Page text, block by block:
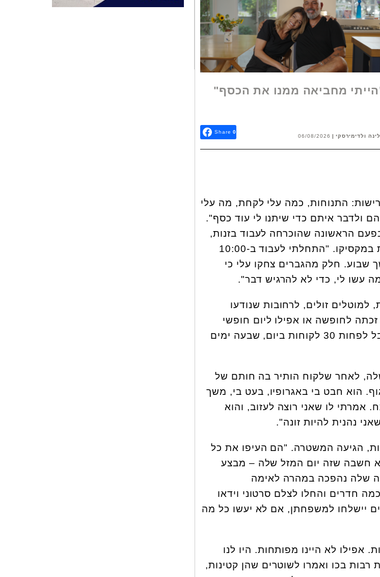
מחביאה ממנו את הכסף"
ולדימירסקי 06/08/2026
Share 0
התנוחות, כמה עלי לקחת, מה עלי
ולדבר איתם כדי שיתנו לי עוד כסף".
הראשונה שהוכרחה לעבוד בזנות,
היא נלקחה לגוואדלחרה, אחת הערים הגדולות במקסיקו. "התחלתי לעבוד ב-10:00
שבוע. חלק מהגברים צחקו עלי כי
עשו לי, כדי לא להרגיש דבר".
למוטלים זולים, לרחובות שנודעו
לחופשה או אפילו ליום חופשי
אחד, ולאחר הימים הראשונים, היא החלה לקבל לפחות 30 לקוחות ביום, שבעה ימים
לאחר שלקוח הותיר בה חותם של
הוא חבט בי באגרופיו, בעט בי, משך
אמרתי לו שאני רוצה לעזוב, והוא
נהנית להיות זונה".
הגיעה המשטרה. "הם העיפו את כל
חשבה שזה יום המזל שלה – מבצע
שלה נהפכה במהרה לאימה
לכמה חדרים והחלו לצלם סרטוני וידאו
יישלחו למשפחתן, אם לא יעשו כל מה
אפילו לא היינו מפותחות. היו לנו
שם בנות בגיל 10 בלבד. בנות רבות בכו ואמרו לשוטרים שהן קטינות,